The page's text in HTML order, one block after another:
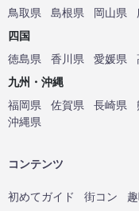
鳥取県
島根県 岡山県
四国
徳島県
香川県 愛媛県
九州・沖縄
福岡県
佐賀県 長崎県
沖縄県
コンテンツ
初めてガイド 街コン